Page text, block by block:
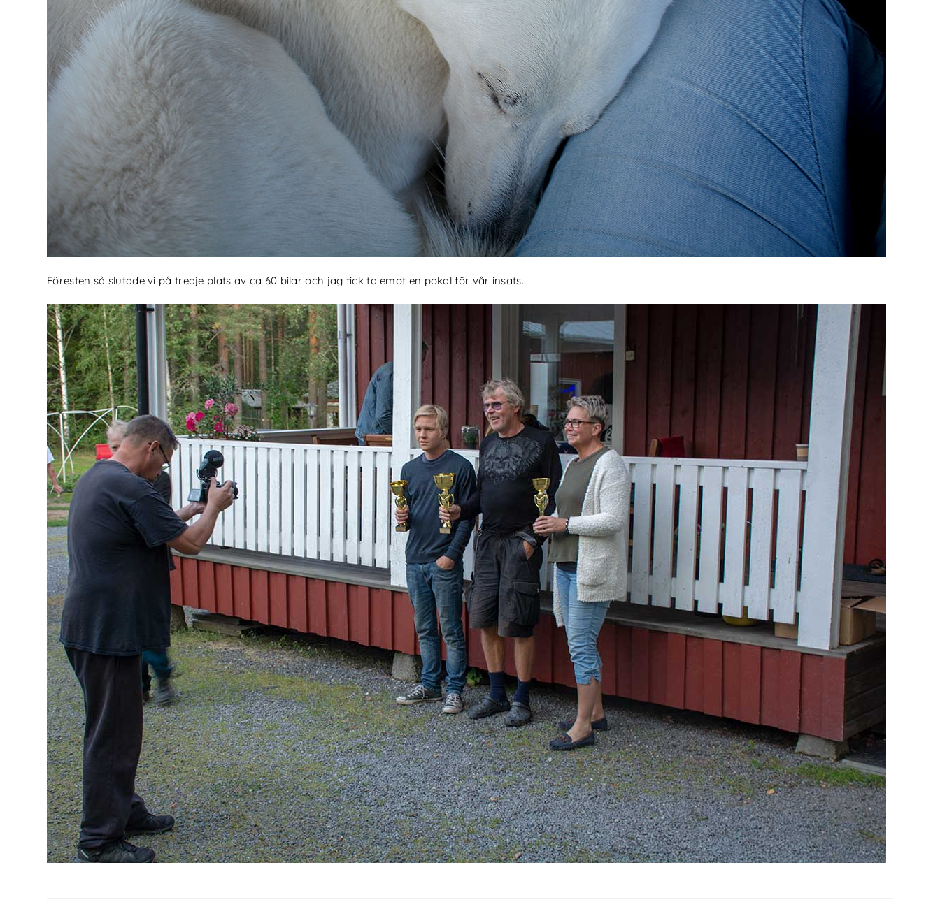
Föresten så slutade vi på tredje plats av ca 60 bilar och jag fick ta emot en pokal för vår insats.